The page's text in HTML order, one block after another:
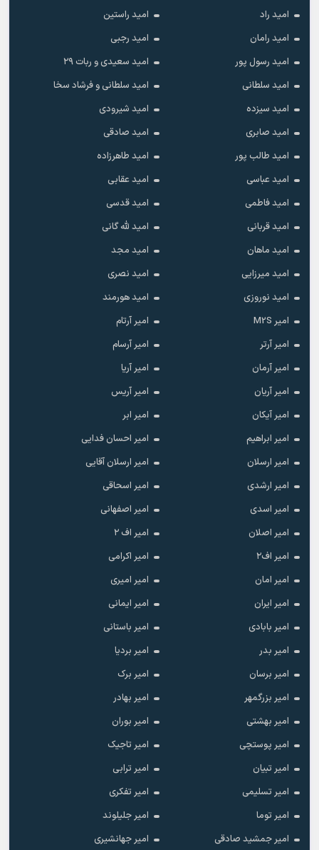
امید راد
امید راستین
امید رامان
امید رجبی
امید رسول پور
امید سعیدی و ربات ۲۹
امید سلطانی
امید سلطانی و فرشاد سخا
امید سیزده
امید شیرودی
امید صابری
امید صادقی
امید طالب پور
امید طاهرزاده
امید عباسی
امید عقابی
امید فاطمی
امید قدسی
امید قربانی
امید لله گانی
امید ماهان
امید مجد
امید میرزایی
امید نصری
امید نوروزی
امید هورمند
امیر M2S
امیر آرتام
امیر آرتر
امیر آرسام
امیر آرمان
امیر آریا
امیر آریان
امیر آریس
امیر آیکان
امیر ابر
امیر ابراهیم
امیر احسان فدایی
امیر ارسلان
امیر ارسلان آقایی
امیر ارشدی
امیر اسحاقی
امیر اسدی
امیر اصفهانی
امیر اصلان
امیر اف ۲
امیر اف۲
امیر اکرامی
امیر امان
امیر امیری
امیر ایران
امیر ایمانی
امیر بابادی
امیر باستانی
امیر بدر
امیر بردیا
امیر برسان
امیر برک
امیر بزرگمهر
امیر بهادر
امیر بهشتی
امیر بوران
امیر پوستچی
امیر تاجیک
امیر تبیان
امیر ترابی
امیر تسلیمی
امیر تفکری
امیر توما
امیر جلیلوند
امیر جمشید صادقی
امیر جهانشیری